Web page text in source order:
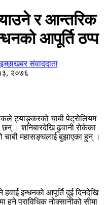
र आन्तरिक
आपूर्ति ठप्प
संवाददाता
२०७६
ट्याङ्करको चाबी पेट्रोलियम
। शनिबारदेखि ढुवानी रोकेका
महासङ्घलाई बुझाएका हुन् ।
इन्धनको आपूर्ति दुई दिनदेखि
प्राविधिक नोक्सानीको सीमा